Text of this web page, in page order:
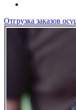
Отгрузка заказов